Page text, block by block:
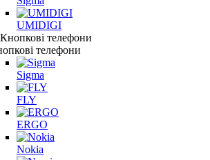
UMIDIGI
телефони
Sigma
FLY
ERGO
Nokia